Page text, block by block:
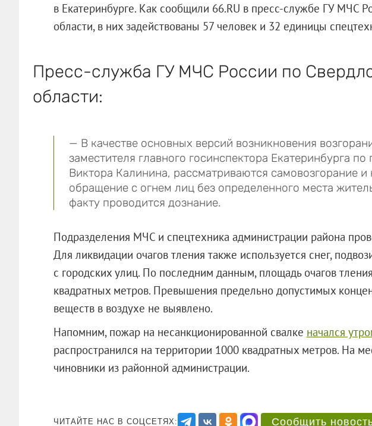
в Екатеринбурге. Как сообщили 66.RU в пресс-службе ГУ МЧС
области, в них задействованы 57 человек и 32 единицы
Пресс-служба ГУ МЧС России по
области:
— В качестве основных версий возникновения
заместителя главного госинспектора Екатеринбурга
Виктора Калинина, рассматриваются самовозгорание
обращение с огнем лиц без определенного места
факту проводится дознание.
Подразделения МЧС и спецтехника администрации района
Для ликвидации очагов тления также используется снег,
с городских улиц. По последним данным, площадь очагов
квадратных метров. Превышения предельно допустимых
веществ в воздухе не выявлено.
Напомним, пожар на несанкционированной свалке начался
распространился на территории 1000 квадратных метров. На
чиновники из районной администрации.
ЧИТАЙТЕ НАС В СОЦСЕТЯХ: Сообщить